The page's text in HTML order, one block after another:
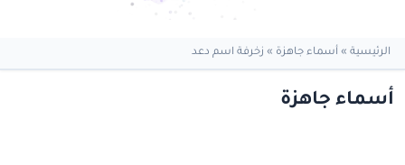
الرئيسية » أسماء جاهزة » زخرفة اسم دعد
أسماء جاهزة